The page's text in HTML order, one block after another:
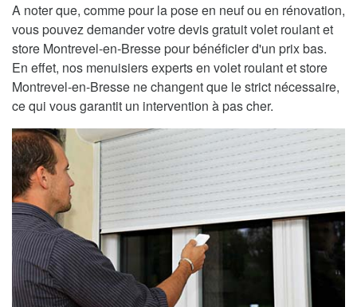
A noter que, comme pour la pose en neuf ou en rénovation,
vous pouvez demander votre devis gratuit volet roulant et
store Montrevel-en-Bresse pour bénéficier d'un prix bas.
En effet, nos menuisiers experts en volet roulant et store
Montrevel-en-Bresse ne changent que le strict nécessaire,
ce qui vous garantit un intervention à pas cher.